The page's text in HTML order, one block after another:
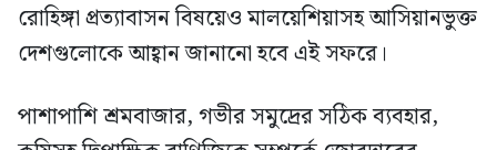
রোহিঙ্গা প্রত্যাবাসন বিষয়েও মালয়েশিয়াসহ আসিয়ানভুক্ত
দেশগুলোকে আহ্বান জানানো হবে এই সফরে।
পাশাপাশি শ্রমবাজার, গভীর সমুদ্রের সঠিক ব্যবহার,